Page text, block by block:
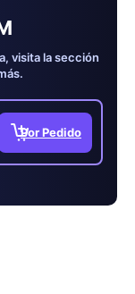
visita la sección